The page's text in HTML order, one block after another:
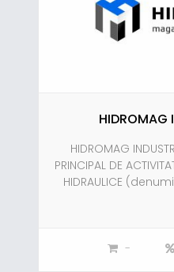
HIDROMAG
HIDROMAG
PRINCIPAL DE
HIDRAULICE
-